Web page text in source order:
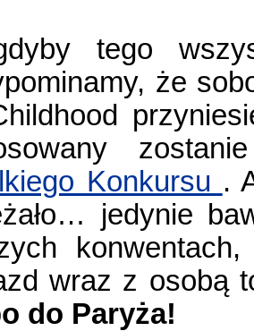
tego
że
Konkursu .
jedynie
wraz z osobą
do Paryża!